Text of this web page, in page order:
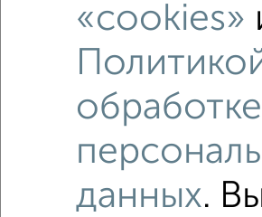
«cookies»
обработке
данных.